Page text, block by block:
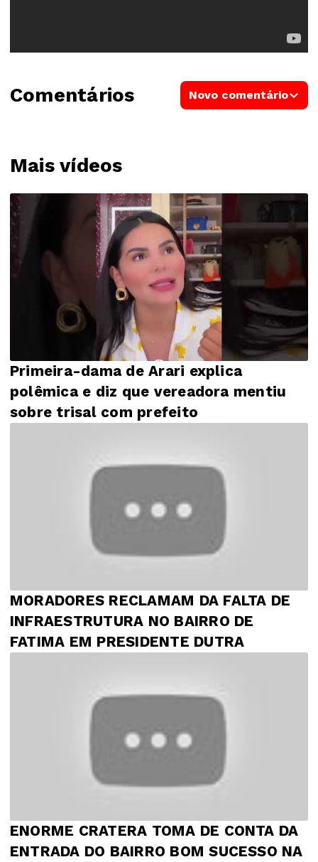
Mais vídeos
Primeira-dama de Arari explica
polêmica e diz que vereadora mentiu
sobre trisal com prefeito
MORADORES RECLAMAM DA FALTA DE
INFRAESTRUTURA NO BAIRRO DE
FATIMA EM PRESIDENTE DUTRA
ENORME CRATERA TOMA DE CONTA DA
ENTRADA DO BAIRRO BOM SUCESSO NA
Comentários Novo comentário